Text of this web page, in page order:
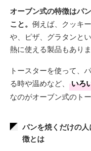
オーブン式の特徴はパ
こと。 例えば、クッキ
や、ピザ、グラタンと
熱に使える製品もありま
トースターを使って、
る時や温めなど、
いろ
なのがオーブン式のトー
パンを焼くだけの
徴とは